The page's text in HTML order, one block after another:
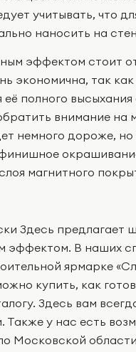
учитывать, что
наносить на
эффектом стоит
экономична, так
полного
внимание на
немного дороже,
магнитного
Здесь предлагает
эффектом. В наших
ярмарке
купить, как
Здесь вам
Также у нас есть
Московской